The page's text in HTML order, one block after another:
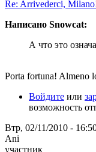
Re: Arrivederci,
Написано Snowcat:
А что это
Porta fortuna! Almeno
Войдите или
возможность
Втр, 02/11/2010 -
Ani
участник